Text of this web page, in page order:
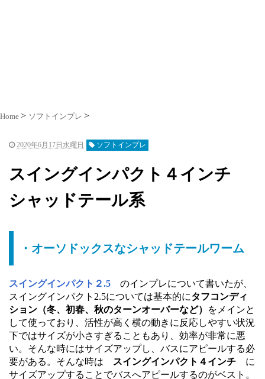
Home ソフトインプレ
2020年6月17日水曜日 ソフトインプレ
スイングインパクト４インチ
シャッドテール系
・オーソドックスなシャッドテールワーム
スイングインパクト２.5 のインプレについて書いたが、
スイングインパクト2.5については基本的にタフコンディ
ション（冬、初春、秋のターンオーバーなど）
をメインと
して使っており、活性が高く横の動きに反応しやすい状況
下ではサイズが小さすぎることもあり、効率が非常に悪
い。そんな時にはサイズアップし、バスにアピールする必
要がある。そんな時は
スイングインパクト４インチ に
サイズアップすることでバスへアピールするのがベスト。